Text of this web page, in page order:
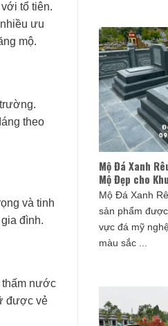
tổ tiên.
ưu
mộ.
theo
và tinh
đình.
thấm nước
được vẻ
Mộ Đá Xanh
Mộ Đẹp cho
Mộ Đá Xanh
sản phẩm
vực đá mỹ
màu sắc ...